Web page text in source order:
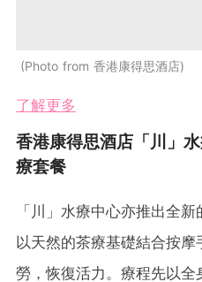
Photo from 香港康得思酒店
了解更多
香港康得思酒店「川」
療套餐
「川」水療中心亦推出全
以天然的茶療基礎結合按
勞，恢復活力。療程先以